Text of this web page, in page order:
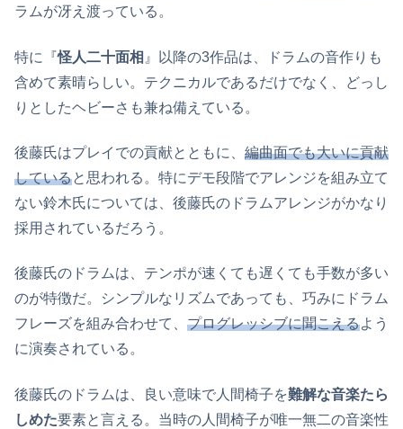
ラムが冴え渡っている。
特に『怪人二十面相 』以降の3作品は、ドラムの音作りも
含めて素晴らしい。テクニカルであるだけでなく、どっし
りとしたヘビーさも兼ね備えている。
後藤氏はプレイでの貢献とともに、 編曲面でも大いに貢献
していると思われる。特にデモ段階でアレンジを組み立て
ない鈴木氏については、後藤氏のドラムアレンジがかなり
採用されているだろう。
後藤氏のドラムは、テンポが速くても遅くても手数が多い
のが特徴だ。シンプルなリズムであっても、巧みにドラム
フレーズを組み合わせて、 プログレッシブに聞こえるよう
に演奏されている。
後藤氏のドラムは、良い意味で人間椅子を難解な音楽たら
しめた要素と言える。当時の人間椅子が唯一無二の音楽性